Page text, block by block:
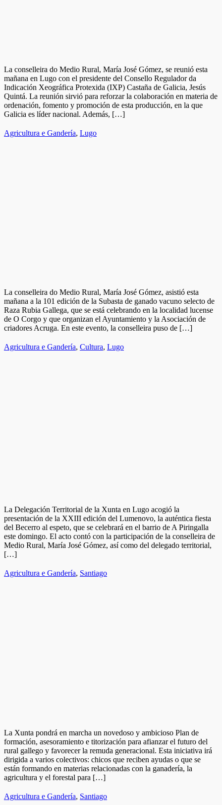
La conselleira do Medio Rural, María José Gómez, se reunió esta
mañana en Lugo con el presidente del Consello Regulador da
Indicación Xeográfica Protexida (IXP) Castaña de Galicia, Jesús
Quintá. La reunión sirvió para reforzar la colaboración en materia de
ordenación, fomento y promoción de esta producción, en la que
Galicia es líder nacional. Además, […]
Agricultura e Gandería, Lugo
La conselleira do Medio Rural, María José Gómez, asistió esta
mañana a la 101 edición de la Subasta de ganado vacuno selecto de
Raza Rubia Gallega, que se está celebrando en la localidad lucense
de O Corgo y que organizan el Ayuntamiento y la Asociación de
criadores Acruga. En este evento, la conselleira puso de […]
Agricultura e Gandería, Cultura, Lugo
La Delegación Territorial de la Xunta en Lugo acogió la
presentación de la XXIII edición del Lumenovo, la auténtica fiesta
del Becerro al espeto, que se celebrará en el barrio de A Piringalla
este domingo. El acto contó con la participación de la conselleira de
Medio Rural, María José Gómez, así como del delegado territorial,
[…]
Agricultura e Gandería, Santiago
La Xunta pondrá en marcha un novedoso y ambicioso Plan de
formación, asesoramiento e titorización para afianzar el futuro del
rural gallego y favorecer la remuda generacional. Esta iniciativa irá
dirigida a varios colectivos: chicos que reciben ayudas o que se
están formando en materias relacionadas con la ganadería, la
agricultura y el forestal para […]
Agricultura e Gandería, Santiago